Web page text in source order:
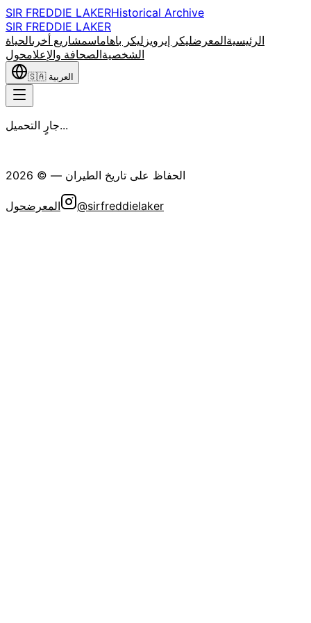
SIR FREDDIE LAKERHistorical Archive
SIR FREDDIE LAKER
الرئيسيةالمعرضليكر إيرويز ليكر باهاماسمشاريع أخرىالحياة
الشخصيةالصحافة والإعلامحول
🇸🇦 العربية
جارٍ التحميل...
الحفاظ على تاريخ الطيران — ©
2026
المعرضحول @sirfreddielaker